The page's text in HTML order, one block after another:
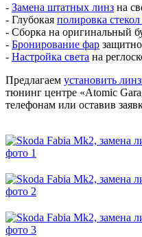
- Замена штатных линз на
- Глубокая полировка
- Сборка на оригинальный
- Бронирование фар
- Настройка света на
Предлагаем установить
тюнинг центре «Atomic
телефонам или оставив